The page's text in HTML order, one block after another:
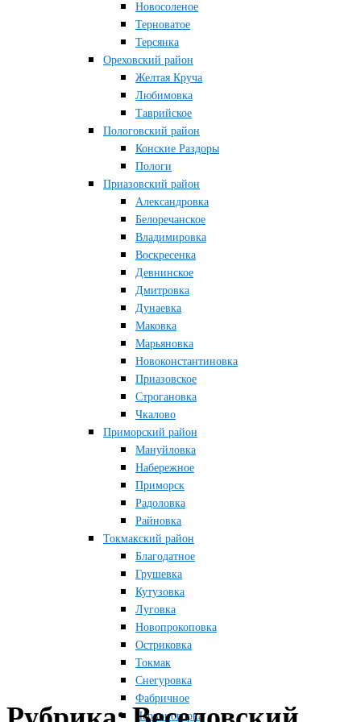
Новосоленое
Терноватое
Терсянка
Ореховский район
Желтая Круча
Любимовка
Таврийское
Пологовский район
Конские Раздоры
Пологи
Приазовский район
Александровка
Белоречанское
Владимировка
Воскресенка
Девнинское
Дмитровка
Дунаевка
Маковка
Марьяновка
Новоконстантиновка
Приазовское
Строгановка
Чкалово
Приморский район
Мануйловка
Набережное
Приморск
Радоловка
Райновка
Токмакский район
Благодатное
Грушевка
Кутузовка
Луговка
Новопрокоповка
Остриковка
Токмак
Снегуровка
Фабричное
Червоногорка